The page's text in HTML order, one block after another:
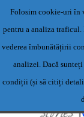
Servicii
Contact:
Folosim cookie-uri în
pentru a analiza
vederea îmbunătățirii
analizei. Dacă sunteți
condiții (și să citiți